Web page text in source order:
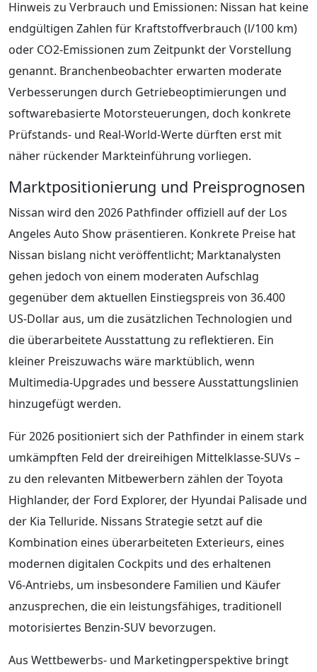
Hinweis zu Verbrauch und Emissionen: Nissan hat keine
endgültigen Zahlen für Kraftstoffverbrauch (l/100 km)
oder CO2‑Emissionen zum Zeitpunkt der Vorstellung
genannt. Branchenbeobachter erwarten moderate
Verbesserungen durch Getriebeoptimierungen und
softwarebasierte Motorsteuerungen, doch konkrete
Prüfstands‑ und Real‑World‑Werte dürften erst mit
näher rückender Markteinführung vorliegen.
Marktpositionierung und Preisprognosen
Nissan wird den 2026 Pathfinder offiziell auf der Los
Angeles Auto Show präsentieren. Konkrete Preise hat
Nissan bislang nicht veröffentlicht; Marktanalysten
gehen jedoch von einem moderaten Aufschlag
gegenüber dem aktuellen Einstiegspreis von 36.400
US‑Dollar aus, um die zusätzlichen Technologien und
die überarbeitete Ausstattung zu reflektieren. Ein
kleiner Preiszuwachs wäre marktüblich, wenn
Multimedia‑Upgrades und bessere Ausstattungslinien
hinzugefügt werden.
Für 2026 positioniert sich der Pathfinder in einem stark
umkämpften Feld der dreireihigen Mittelklasse‑SUVs –
zu den relevanten Mitbewerbern zählen der Toyota
Highlander, der Ford Explorer, der Hyundai Palisade und
der Kia Telluride. Nissans Strategie setzt auf die
Kombination eines überarbeiteten Exterieurs, eines
modernen digitalen Cockpits und des erhaltenen
V6‑Antriebs, um insbesondere Familien und Käufer
anzusprechen, die ein leistungsfähiges, traditionell
motorisiertes Benzin‑SUV bevorzugen.
Aus Wettbewerbs‑ und Marketingperspektive bringt